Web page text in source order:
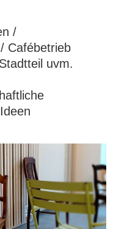
/
Cafébetrieb
uvm.